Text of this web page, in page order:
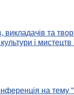
викладачів та
і
на тему